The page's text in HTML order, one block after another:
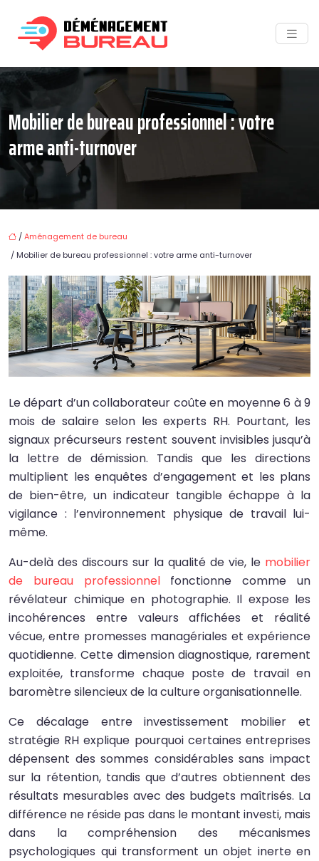
Mobilier de bureau professionnel : votre
arme anti-turnover
/Aménagement de bureau
/ Mobilier de bureau professionnel : votre arme anti-turnover
Le départ d’un collaborateur coûte en moyenne 6 à 9
mois de salaire selon les experts RH. Pourtant, les
signaux précurseurs restent souvent invisibles jusqu’à
la lettre de démission. Tandis que les directions
multiplient les enquêtes d’engagement et les plans
de bien-être, un indicateur tangible échappe à la
vigilance : l’environnement physique de travail lui-
même.
Au-delà des discours sur la qualité de vie, le mobilier
de bureau professionnelfonctionne comme un
révélateur chimique en photographie. Il expose les
incohérences entre valeurs affichées et réalité
vécue, entre promesses managériales et expérience
quotidienne. Cette dimension diagnostique, rarement
exploitée, transforme chaque poste de travail en
baromètre silencieux de la culture organisationnelle.
Ce décalage entre investissement mobilier et
stratégie RH explique pourquoi certaines entreprises
dépensent des sommes considérables sans impact
sur la rétention, tandis que d’autres obtiennent des
résultats mesurables avec des budgets maîtrisés. La
différence ne réside pas dans le montant investi, mais
dans la compréhension des mécanismes
psychologiques qui transforment un objet inerte en